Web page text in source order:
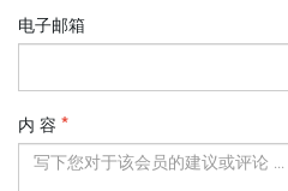
电子邮箱
内 容